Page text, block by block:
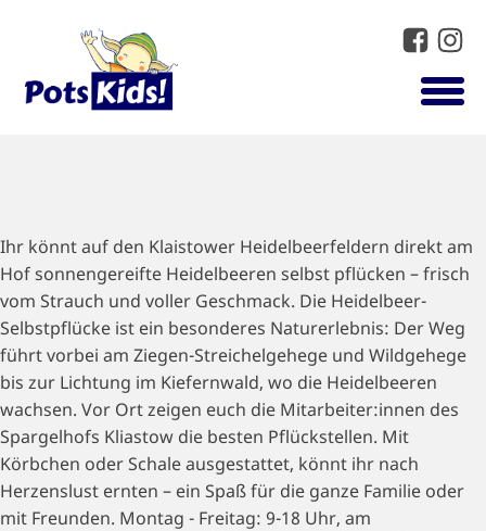
Ihr könnt auf den Klaistower Heidelbeerfeldern direkt am
Hof sonnengereifte Heidelbeeren selbst pflücken – frisch
vom Strauch und voller Geschmack. Die Heidelbeer-
Selbstpflücke ist ein besonderes Naturerlebnis: Der Weg
führt vorbei am Ziegen-Streichelgehege und Wildgehege
bis zur Lichtung im Kiefernwald, wo die Heidelbeeren
wachsen. Vor Ort zeigen euch die Mitarbeiter:innen des
Spargelhofs Kliastow die besten Pflückstellen. Mit
Körbchen oder Schale ausgestattet, könnt ihr nach
Herzenslust ernten – ein Spaß für die ganze Familie oder
mit Freunden. Montag - Freitag: 9-18 Uhr, am